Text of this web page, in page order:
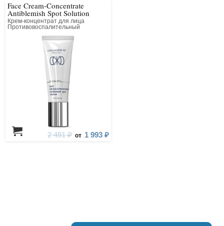
Face Cream-Concentrate
Antiblemish Spot Solution
Крем-концентрат для лица
Противовоспалительный
2 491 ₽ от 1 993 ₽